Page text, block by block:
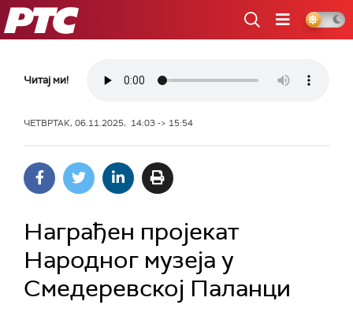
РТС
Читај ми!
ЧЕТВРТАК, 06.11.2025, 14:03 -> 15:54
Награђен пројекат
Народног музеја у
Смедеревској Паланци